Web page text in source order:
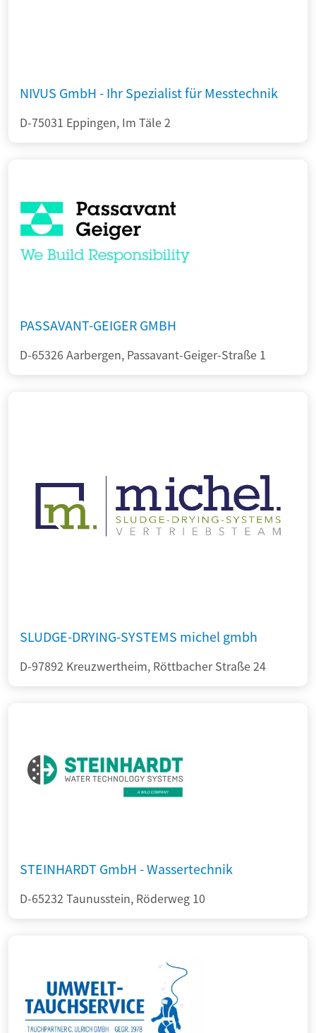
NIVUS GmbH - Ihr Spezialist für Messtechnik
D-75031 Eppingen, Im Täle 2
PASSAVANT-GEIGER GMBH
D-65326 Aarbergen, Passavant-Geiger-Straße 1
SLUDGE-DRYING-SYSTEMS michel gmbh
D-97892 Kreuzwertheim, Röttbacher Straße 24
STEINHARDT GmbH - Wassertechnik
D-65232 Taunusstein, Röderweg 10